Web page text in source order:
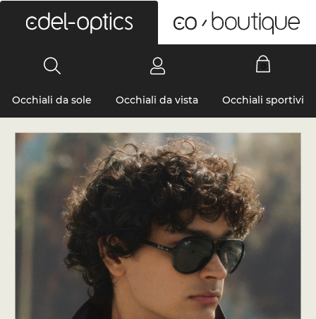
Occhiali da sole Occhiali da vista Occhiali sportivi